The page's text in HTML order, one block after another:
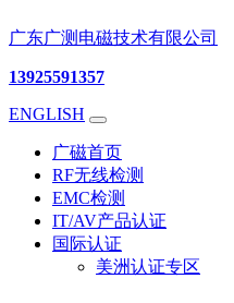
广东广测电磁技术有限公司
13925591357
ENGLISH
广磁首页
RF无线检测
EMC检测
IT/AV产品认证
国际认证
美洲认证专区